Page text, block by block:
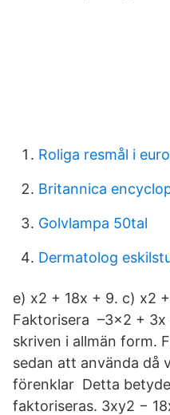
Roliga resmål i
Britannica
Golvlampa 50tal
Dermatolog
e) x2 + 18x + 9. c) x2
Faktorisera –3x2 + 3x
skriven i allmän form.
sedan att använda då
förenklar Detta
faktoriseras. 3xy2 −